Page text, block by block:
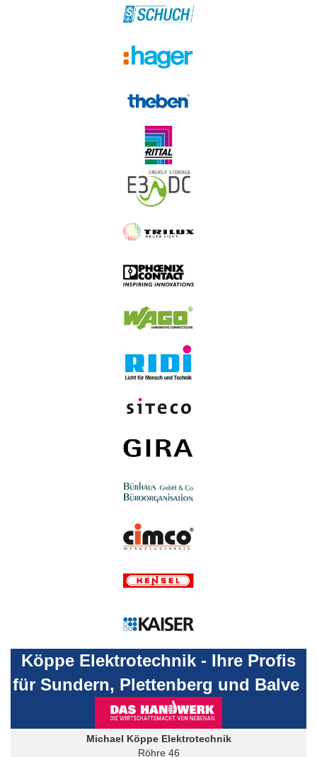
Köppe Elektrotechnik - Ihre Profis
für Sundern, Plettenberg und Balve
Michael Köppe Elektrotechnik
Röhre 46